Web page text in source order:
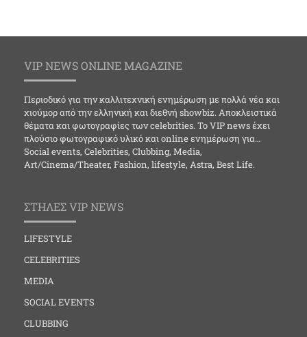
VIP NEWS ONLINE MAGAZINE
Περιοδικό για την καλλιτεχνική ενημέρωση με πολλά νέα και
χιούμορ από την ελληνική και διεθνή showbiz. Αποκλειστικά
θέματα και φωτογραφίες των celebrities. Το VIP news έχει
πλούσιο φωτογραφικό υλικό και online ενημέρωση για…
Social events, Celebrities, Clubbing, Media,
Art/Cinema/Theater, Fashion, lifestyle, Astra, Best Life.
ΣΤΗΛΕΣ VIP NEWS
LIFESTYLE
CELEBRITIES
MEDIA
SOCIAL EVENTS
CLUBBING